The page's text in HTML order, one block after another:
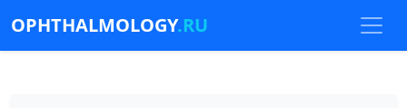
OPHTHALMOLOGY.RU